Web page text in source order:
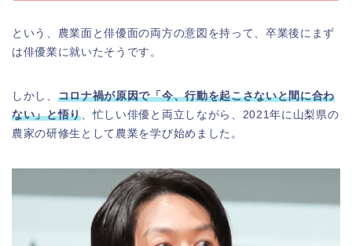
という、農業面と俳優面の両方の意図を持って、卒業後にまず
は俳優業に就いたそうです。
しかし、 コロナ禍が原因で「今、行動を起こさないと間に合わ
ない」と悟り、忙しい俳優と両立しながら、2021年に山梨県の
農家の研修生として農業を学び始めました。